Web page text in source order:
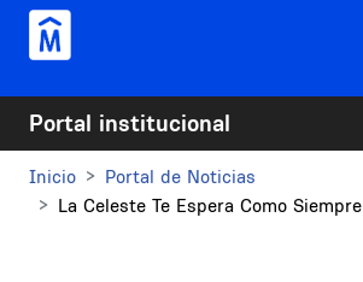
Pasar al contenido principal
Portal institucional
Inicio
Portal de Noticias
La Celeste Te Espera Como Siempre